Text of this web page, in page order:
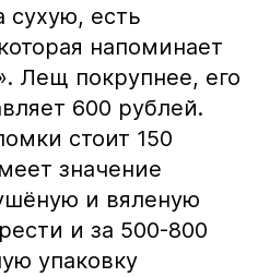
сухую, есть
напоминает
Лещ покрупнее, его
600 рублей.
стоит 150
значение
и вяленую
и за 500-800
упаковку